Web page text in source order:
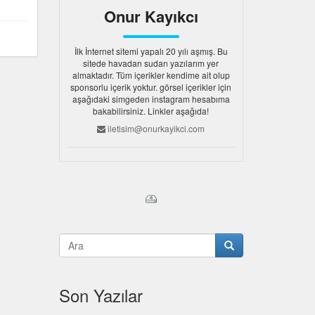
Onur Kayıkcı
İlk İnternet sitemi yapalı 20 yılı aşmış. Bu
sitede havadan sudan yazılarım yer
almaktadır. Tüm içerikler kendime ait olup
sponsorlu içerik yoktur. görsel içerikler için
aşağıdaki simgeden instagram hesabıma
bakabilirsiniz. Linkler aşağıda!
iletisim@onurkayikci.com
Son Yazılar